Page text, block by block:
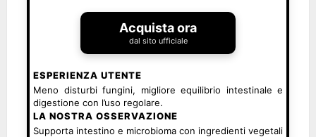
Acquista ora
dal sito ufficiale
ESPERIENZA UTENTE
Meno disturbi fungini, migliore equilibrio intestinale e
digestione con l’uso regolare.
LA NOSTRA OSSERVAZIONE
Supporta intestino e microbioma con ingredienti vegetali